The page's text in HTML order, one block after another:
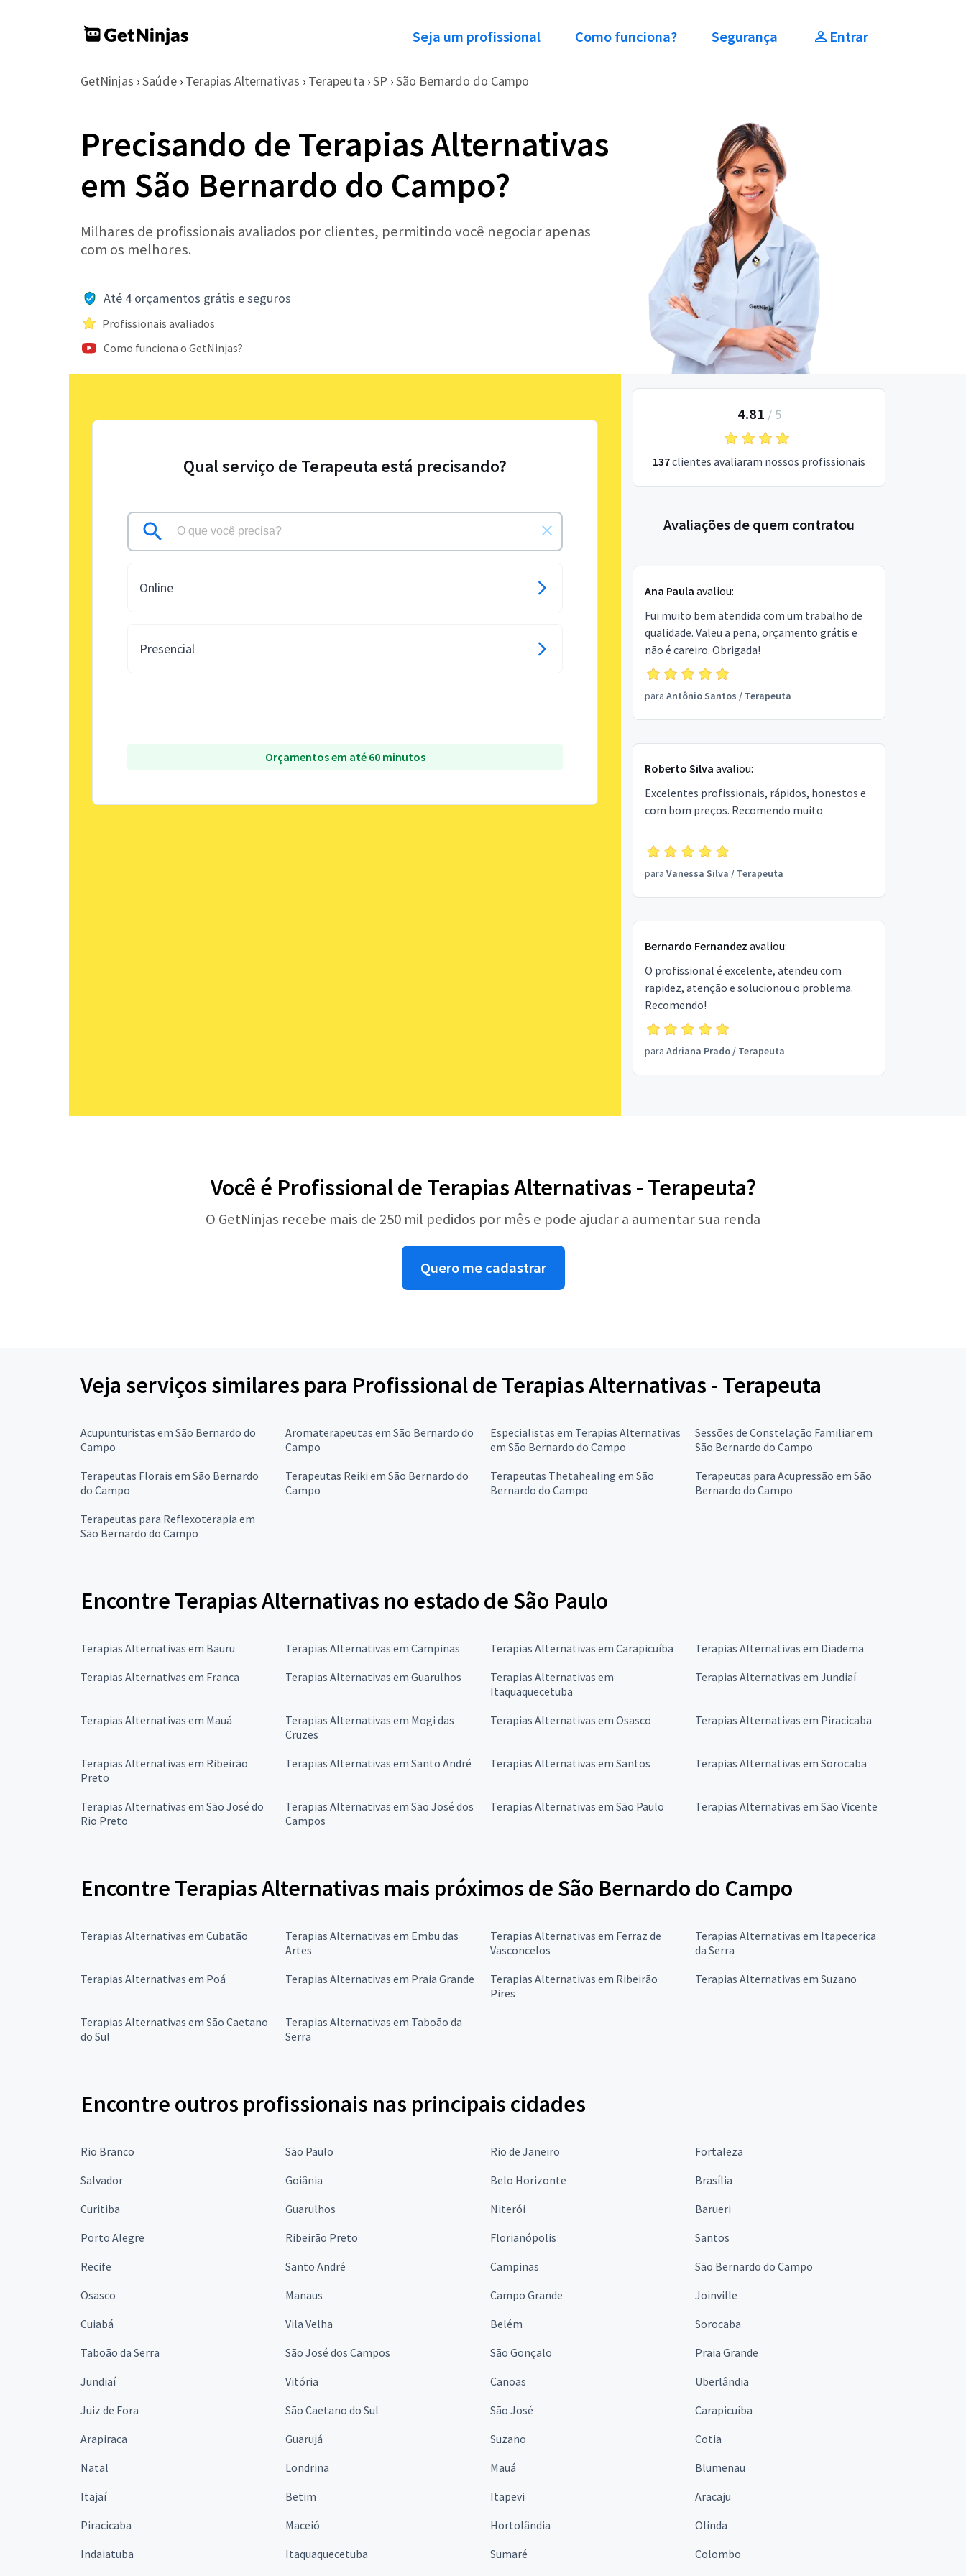
Seja um profissional Como funciona? Segurança Entrar
GetNinjas › Saúde › Terapias Alternativas › Terapeuta › SP › São Bernardo do Campo
Precisando de Terapias Alternativas
em São Bernardo do Campo?
Milhares de profissionais avaliados por clientes, permitindo você negociar apenas
com os melhores.
Até 4 orçamentos grátis e seguros
Profissionais avaliados
Como funciona o GetNinjas?
Qual serviço de Terapeuta está precisando?
Online
Presencial
Orçamentos em até 60 minutos
4.81 / 5
137clientes avaliaram nossos profissionais
Avaliações de quem contratou
Ana Paula avaliou:
Fui muito bem atendida com um trabalho de
qualidade. Valeu a pena, orçamento grátis e
não é careiro. Obrigada!
para Antônio Santos / Terapeuta
Roberto Silva avaliou:
Excelentes profissionais, rápidos, honestos e
com bom preços. Recomendo muito
para Vanessa Silva / Terapeuta
Bernardo Fernandez avaliou:
O profissional é excelente, atendeu com
rapidez, atenção e solucionou o problema.
Recomendo!
para Adriana Prado/ Terapeuta
Você é Profissional de Terapias Alternativas - Terapeuta?
O GetNinjas recebe mais de 250 mil pedidos por mês e pode ajudar a aumentar sua renda
Quero me cadastrar
Veja serviços similares para Profissional de Terapias Alternativas - Terapeuta
Acupunturistas em São Bernardo do
Campo
Aromaterapeutas em São Bernardo do
Campo
Especialistas em Terapias Alternativas
em São Bernardo do Campo
Sessões de Constelação Familiar em
São Bernardo do Campo
Terapeutas Florais em São Bernardo
do Campo
Terapeutas Reiki em São Bernardo do
Campo
Terapeutas Thetahealing em São
Bernardo do Campo
Terapeutas para Acupressão em São
Bernardo do Campo
Terapeutas para Reflexoterapia em
São Bernardo do Campo
Encontre Terapias Alternativas no estado de São Paulo
Terapias Alternativas em Bauru Terapias Alternativas em Campinas Terapias Alternativas em Carapicuíba
Terapias Alternativas em Diadema
Terapias Alternativas em Franca
Terapias Alternativas em Guarulhos
Terapias Alternativas em
Itaquaquecetuba
Terapias Alternativas em Jundiaí
Terapias Alternativas em Mauá
Terapias Alternativas em Mogi das
Cruzes
Terapias Alternativas em Osasco Terapias Alternativas em Piracicaba
Terapias Alternativas em Ribeirão
Preto
Terapias Alternativas em Santo André Terapias Alternativas em Santos Terapias Alternativas em Sorocaba
Terapias Alternativas em São José do
Rio Preto
Terapias Alternativas em São José dos
Campos
Terapias Alternativas em São Paulo Terapias Alternativas em São Vicente
Encontre Terapias Alternativas mais próximos de São Bernardo do Campo
Terapias Alternativas em Cubatão
Terapias Alternativas em Embu das
Artes
Terapias Alternativas em Ferraz de
Vasconcelos
Terapias Alternativas em Itapecerica
da Serra
Terapias Alternativas em Poá
Terapias Alternativas em Praia Grande
Terapias Alternativas em Ribeirão
Pires
Terapias Alternativas em Suzano
Terapias Alternativas em São Caetano
do Sul
Terapias Alternativas em Taboão da
Serra
Encontre outros profissionais nas principais cidades
Rio Branco São Paulo Rio de Janeiro
Fortaleza
Salvador
Goiânia Belo Horizonte
Brasília
Curitiba
Guarulhos Niterói
Barueri
Porto Alegre
Ribeirão Preto Florianópolis
Santos
Recife
Santo André Campinas
São Bernardo do Campo
Osasco
Manaus Campo Grande
Joinville
Cuiabá
Vila Velha Belém
Sorocaba
Taboão da Serra
São José dos Campos São Gonçalo
Praia Grande
Jundiaí
Vitória Canoas
Uberlândia
Juiz de Fora
São Caetano do Sul São José
Carapicuíba
Arapiraca
Guarujá Suzano
Cotia
Natal
Londrina Mauá
Blumenau
Itajaí
Betim Itapevi
Aracaju
Piracicaba
Maceió Hortolândia
Olinda
Indaiatuba
Itaquaquecetuba Sumaré
Colombo